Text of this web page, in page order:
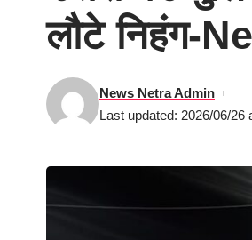
लौटे निहंग-
Last updated: 2026/06/26
News Netra Admin